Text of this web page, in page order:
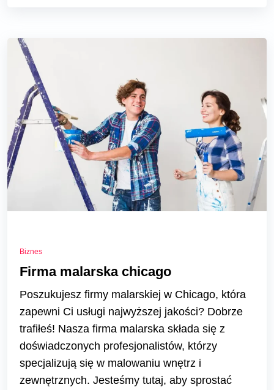
Biznes
Firma malarska chicago
Poszukujesz firmy malarskiej w Chicago, która
zapewni Ci usługi najwyższej jakości? Dobrze
trafiłeś! Nasza firma malarska składa się z
doświadczonych profesjonalistów, którzy
specjalizują się w malowaniu wnętrz i
zewnętrznych. Jesteśmy tutaj, aby sprostać